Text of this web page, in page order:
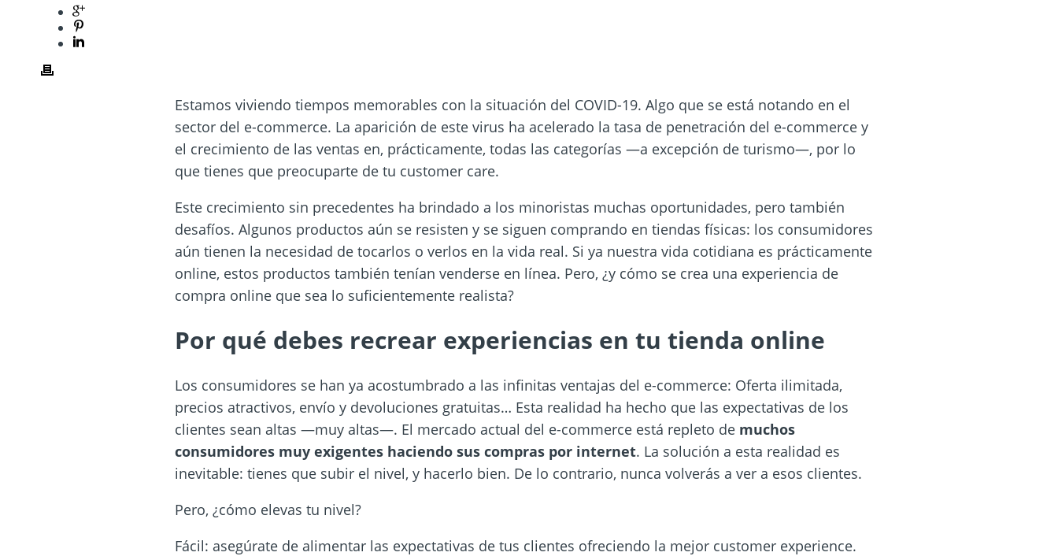
Estamos viviendo tiempos memorables con la situación del COVID-19. Algo que se está notando en el
sector del e-commerce. La aparición de este virus ha acelerado la tasa de penetración del e-commerce y
el crecimiento de las ventas en, prácticamente, todas las categorías —a excepción de turismo—, por lo
que tienes que preocuparte de tu customer care.
Este crecimiento sin precedentes ha brindado a los minoristas muchas oportunidades, pero también
desafíos. Algunos productos aún se resisten y se siguen comprando en tiendas físicas: los consumidores
aún tienen la necesidad de tocarlos o verlos en la vida real. Si ya nuestra vida cotidiana es prácticamente
online, estos productos también tenían venderse en línea. Pero, ¿y cómo se crea una experiencia de
compra online que sea lo suficientemente realista?
Por qué debes recrear experiencias en tu tienda online
Los consumidores se han ya acostumbrado a las infinitas ventajas del e-commerce: Oferta ilimitada,
precios atractivos, envío y devoluciones gratuitas… Esta realidad ha hecho que las expectativas de los
clientes sean altas —muy altas—. El mercado actual del e-commerce está repleto de muchos
consumidores muy exigentes haciendo sus compras por internet. La solución a esta realidad es
inevitable: tienes que subir el nivel, y hacerlo bien. De lo contrario, nunca volverás a ver a esos clientes.
Pero, ¿cómo elevas tu nivel?
Fácil: asegúrate de alimentar las expectativas de tus clientes ofreciendo la mejor customer experience.